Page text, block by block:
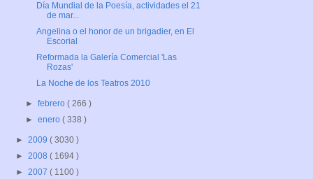
Día Mundial de la Poesía, actividades el 21
de mar...
Angelina o el honor de un brigadier, en El
Escorial
Reformada la Galería Comercial 'Las
Rozas'
La Noche de los Teatros 2010
►febrero( 266 )
►enero( 338 )
► 2009 ( 3030 )
► 2008 ( 1694 )
► 2007 ( 1100 )